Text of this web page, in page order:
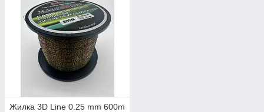
Жилка 3D Line 0.25 mm 600m